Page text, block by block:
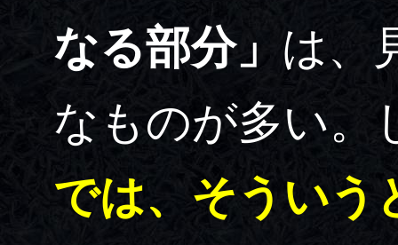
なる部分」 は、
なものが多い。
では、そういう